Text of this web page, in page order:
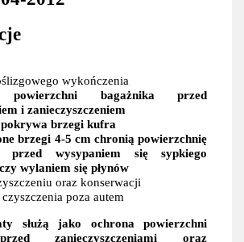
wykończenia
powierzchni bagażnika przed
i zanieczyszczeniem
pokrywa brzegi kufra
brzegi 4-5 cm chronią powierzchnię
przed wysypaniem się sypkiego
wylaniem się płynów
oraz konserwacji
poza autem
służą jako ochrona powierzchni
zanieczyszczeniami oraz